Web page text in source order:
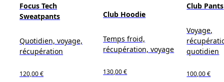
Focus Tech
Sweatpants
Quotidien, voyage,
récupération
120,00 €
Club Hoodie
Temps froid,
récupération, voyage
130,00 €
Club Pants
Voyage,
quotidien
100,00 €